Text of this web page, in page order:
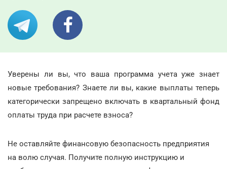
Уверены ли вы, что ваша программа учета уже знает
новые требования? Знаете ли вы, какие выплаты теперь
категорически запрещено включать в квартальный фонд
оплаты труда при расчете взноса?
Не оставляйте финансовую безопасность предприятия
на волю случая. Получите полную инструкцию и